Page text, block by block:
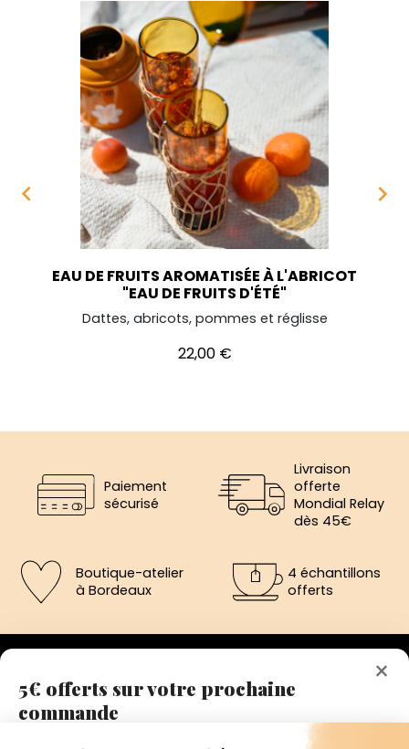

EAU DE FRUITS AROMATISÉE À L'ABRICOT
"EAU DE FRUITS D'ÉTÉ"
Dattes, abricots, pommes et réglisse
Prix
22,00 €

Paiement
sécurisé
Livraison
offerte
Mondial Relay
dès 45€
Boutique-atelier
à Bordeaux
4 échantillons
offerts
Du lundi au vendredi de 12h à 19h
×
5€ offerts sur votre prochaine
commande
Inscrivez vous a notre newsletter et recevez